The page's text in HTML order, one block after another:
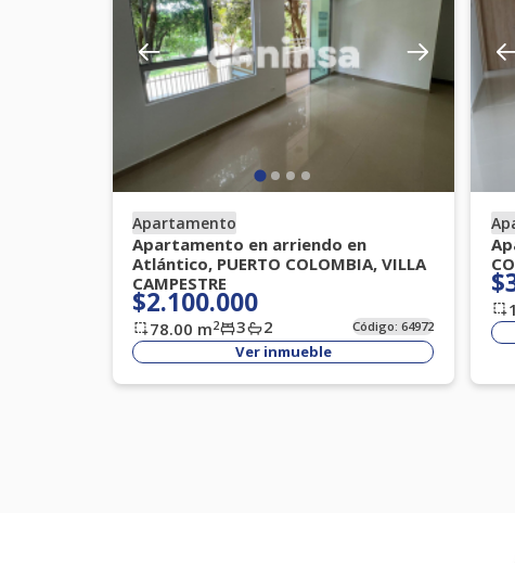
Apartamento
Apartamento en arriendo en
Atlántico, PUERTO COLOMBIA, VILLA
CAMPESTRE
$2.100.000
78.00 m2 3 2 Código:64972
Ver inmueble